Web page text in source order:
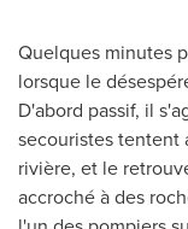
Quelques minutes
lorsque le
D'abord passif, il
secouristes tentent
rivière, et le
accroché à des